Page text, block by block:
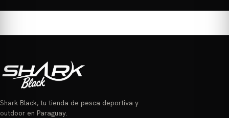
Shark Black, tu tienda de pesca deportiva y
outdoor en Paraguay.